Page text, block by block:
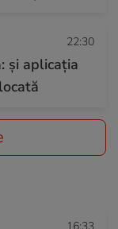
22:30
și aplicația
16:33